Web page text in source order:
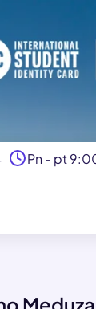
Pn - pt